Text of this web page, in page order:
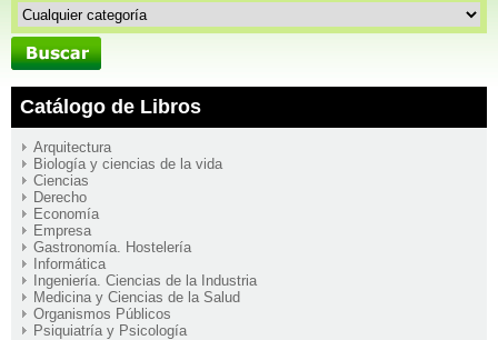
Catálogo de Libros
Arquitectura
Biología y ciencias de la vida
Ciencias
Derecho
Economía
Empresa
Gastronomía. Hostelería
Informática
Ingeniería. Ciencias de la Industria
Medicina y Ciencias de la Salud
Organismos Públicos
Psiquiatría y Psicología